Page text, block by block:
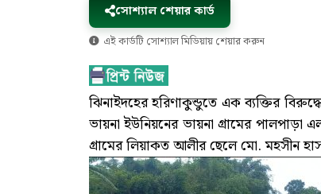
সোশ্যাল শেয়ার কার্ড
এই কার্ডটি সোশ্যাল মিডিয়ায় শেয়ার করুন
ঝিনাইদহের হরিণাকুন্ডুতে এক ব্যক্তির
ভায়না ইউনিয়নের ভায়না গ্রামের
গ্রামের লিয়াকত আলীর ছেলে মো. মহসীন